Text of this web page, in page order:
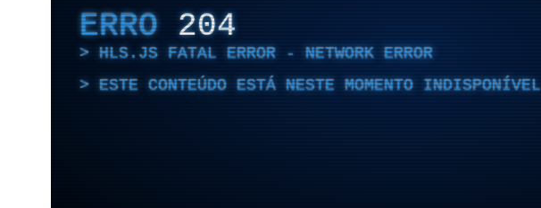
ERRO 204
HLS.JS FATAL ERROR - NETWORK ERROR
ESTE CONTEÚDO ESTÁ NESTE MOMENTO INDISPONÍVEL